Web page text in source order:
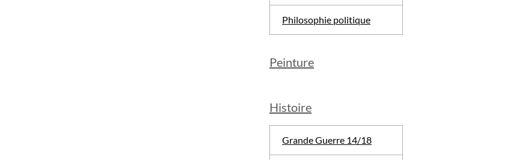
Philosophie politique
Peinture
Histoire
Grande Guerre 14/18